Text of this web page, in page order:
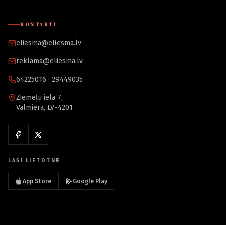
KONTAKTI
eliesma@eliesma.lv
reklama@eliesma.lv
64225016 · 29449035
Ziemeļu iela 7,
Valmiera, LV-4201
LASI LIETOTNĒ
App Store Google Play